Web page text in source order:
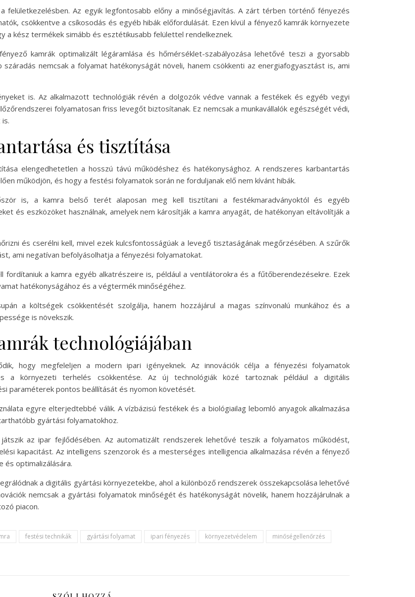
felületkezelésben. Az egyik legfontosabb előny a minőségjavítás. A zárt térben történő fényezés
csökkentve a csíkosodás és egyéb hibák előfordulását. Ezen kívül a fényező kamrák környezete
a kész termékek simább és esztétikusabb felülettel rendelkeznek.
kamrák optimalizált légáramlása és hőmérséklet-szabályozása lehetővé teszi a gyorsabb
nemcsak a folyamat hatékonyságát növeli, hanem csökkenti az energiafogyasztást is, ami
is. Az alkalmazott technológiák révén a dolgozók védve vannak a festékek és egyéb vegyi
folyamatosan friss levegőt biztosítanak. Ez nemcsak a munkavállalók egészségét védi,
és tisztítása
elengedhetetlen a hosszú távú működéshez és hatékonysághoz. A rendszeres karbantartás
működjön, és hogy a festési folyamatok során ne forduljanak elő nem kívánt hibák.
is, a kamra belső terét alaposan meg kell tisztítani a festékmaradványoktól és egyéb
és eszközöket használnak, amelyek nem károsítják a kamra anyagát, de hatékonyan eltávolítják a
és cserélni kell, mivel ezek kulcsfontosságúak a levegő tisztaságának megőrzésében. A szűrők
ami negatívan befolyásolhatja a fényezési folyamatokat.
fordítaniuk a kamra egyéb alkatrészeire is, például a ventilátorokra és a fűtőberendezésekre. Ezek
hatékonyságához és a végtermék minőségéhez.
a költségek csökkentését szolgálja, hanem hozzájárul a magas színvonalú munkához és a
is növekszik.
technológiájában
hogy megfeleljen a modern ipari igényeknek. Az innovációk célja a fényezési folyamatok
a környezeti terhelés csökkentése. Az új technológiák közé tartoznak például a digitális
paraméterek pontos beállítását és nyomon követését.
egyre elterjedtebbé válik. A vízbázisú festékek és a biológiailag lebomló anyagok alkalmazása
gyártási folyamatokhoz.
az ipar fejlődésében. Az automatizált rendszerek lehetővé teszik a folyamatos működést,
kapacitást. Az intelligens szenzorok és a mesterséges intelligencia alkalmazása révén a fényező
és optimalizálására.
a digitális gyártási környezetekbe, ahol a különböző rendszerek összekapcsolása lehetővé
nemcsak a gyártási folyamatok minőségét és hatékonyságát növelik, hanem hozzájárulnak a
piacon.
festési technikák gyártási folyamat ipari fényezés környezetvédelem
minőségellenőrzés